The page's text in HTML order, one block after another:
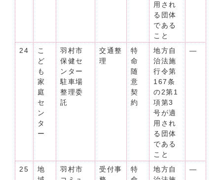
用され
る団体
である
こと
24
こ
ど
も
家
庭
セ
ン
タ
ー
羽村市
保健セ
ンター
駐車場
整理委
託
交通整
理
特
命
随
意
契
約
地方自
治法施
行令第
167条
の2第1
項第3
号が適
用され
る団体
である
こと
―
25
地
羽村市
受付事
特
地方自
―